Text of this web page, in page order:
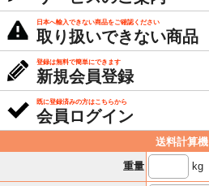
日本へ輸入できない商品をご確認ください
取り扱いできない商品
登録は無料で簡単にできます
新規会員登録
既に登録済みの方はこちらから
会員ログイン
送料計算機
重量
kg